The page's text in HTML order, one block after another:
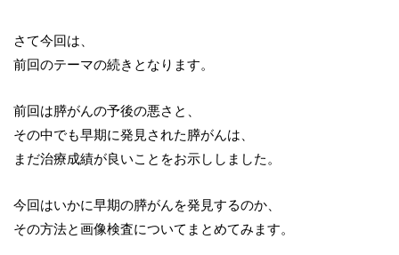
さて今回は、
前回のテーマの続きとなります。
前回は膵がんの予後の悪さと、
その中でも早期に発見された膵がんは、
まだ治療成績が良いことをお示ししました。
今回はいかに早期の膵がんを発見するのか、
その方法と画像検査についてまとめてみます。